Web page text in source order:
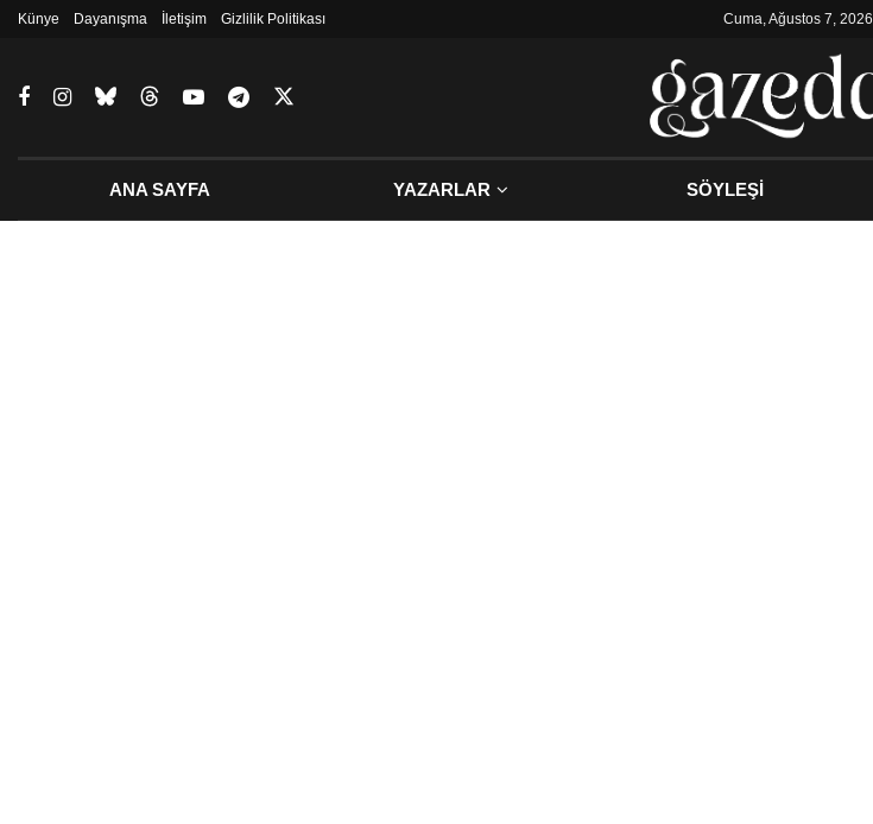
Künye Dayanışma İletişim Gizlilik Politikası Cuma, Ağustos 7, 2026
ANA SAYFA YAZARLAR SÖYLEŞİ